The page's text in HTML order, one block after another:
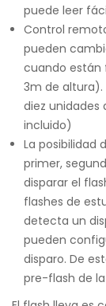
puede leer
Control
pueden
cuando están
3m de
diez unidades
incluido)
La posibilidad
primer,
disparar el
flashes de
detecta un
pueden
disparo. De
pre-flash de